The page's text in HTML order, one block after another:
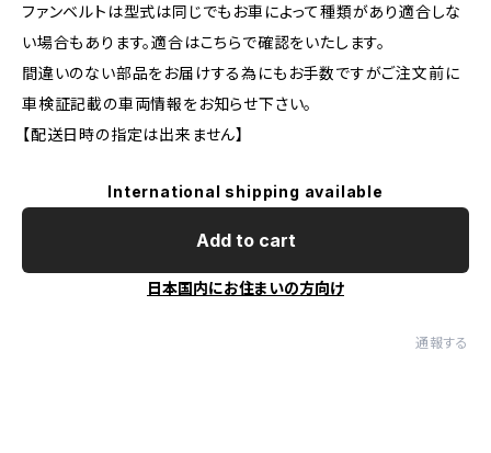
ファンベルトは型式は同じでもお車によって種類があり適合しな
い場合もあります。適合はこちらで確認をいたします。
間違いのない部品をお届けする為にもお手数ですがご注文前に
車検証記載の車両情報をお知らせ下さい。
【配送日時の指定は出来ません】
International shipping available
Add to cart
日本国内にお住まいの方向け
通報する